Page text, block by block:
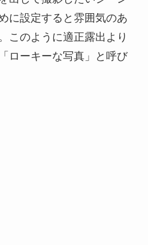
に設定すると雰囲気のあ
このように適正露出より
ローキーな写真」と呼び